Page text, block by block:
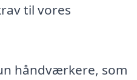
til vores
håndværkere, som